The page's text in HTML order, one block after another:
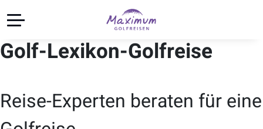
Golf-Lexikon-Golfreise
Reise-Experten beraten für eine